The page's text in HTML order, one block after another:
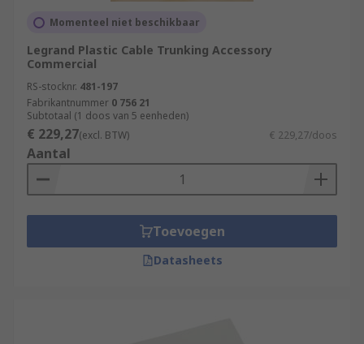
Momenteel niet beschikbaar
Legrand Plastic Cable Trunking Accessory
Commercial
RS-stocknr. 481-197
Fabrikantnummer 0 756 21
Subtotaal (1 doos van 5 eenheden)
€ 229,27(excl. BTW) € 229,27/doos
Aantal
Toevoegen
Datasheets